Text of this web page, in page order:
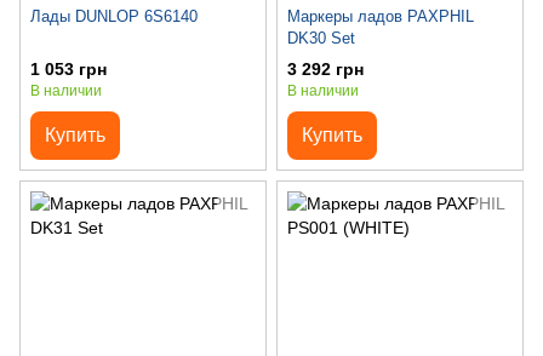
Лады DUNLOP 6S6140
1 053 грн
В наличии
Купить
Маркеры ладов PAXPHIL
DK30 Set
3 292 грн
В наличии
Купить